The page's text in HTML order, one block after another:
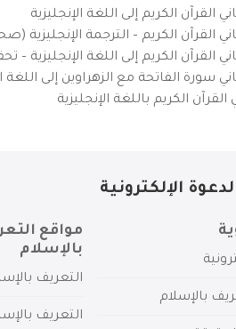
القرآن الكريم إلى اللغة الإنجليزية
القرآن الكريم – الترجمة الإنجليزية
القرآن الكريم إلى اللغة الإنجليزية
سورة الفاتحة مع الزهراوين إلى اللغة
الكريم باللغة الإنجليزية
الإلكترونية
بالإسلام
مواقع
بالإسلام
التعريف
التعريف